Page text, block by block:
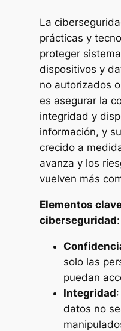
La
prácticas y
proteger
dispositivos y
no autorizados
es asegurar la
integridad y
información, y
crecido a
avanza y los
vuelven más
Elementos
ciberseguridad:
solo las
puedan
Integridad
datos no